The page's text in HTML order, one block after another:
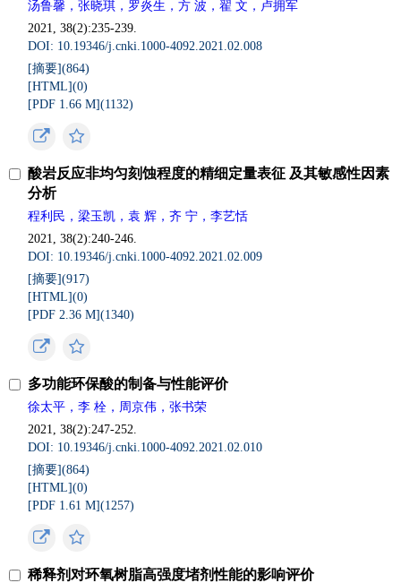
汤鲁馨，张晓琪，罗炎生，方 波，翟 文，卢拥军
2021, 38(2):235-239.
DOI: 10.19346/j.cnki.1000-4092.2021.02.008
[摘要](864)
[HTML](0)
[PDF 1.66 M](1132)
酸岩反应非均匀刻蚀程度的精细定量表征 及其敏感性因素
分析
程利民，梁玉凯，袁 辉，齐 宁，李艺恬
2021, 38(2):240-246.
DOI: 10.19346/j.cnki.1000-4092.2021.02.009
[摘要](917)
[HTML](0)
[PDF 2.36 M](1340)
多功能环保酸的制备与性能评价
徐太平，李 栓，周京伟，张书荣
2021, 38(2):247-252.
DOI: 10.19346/j.cnki.1000-4092.2021.02.010
[摘要](864)
[HTML](0)
[PDF 1.61 M](1257)
稀释剂对环氧树脂高强度堵剂性能的影响评价